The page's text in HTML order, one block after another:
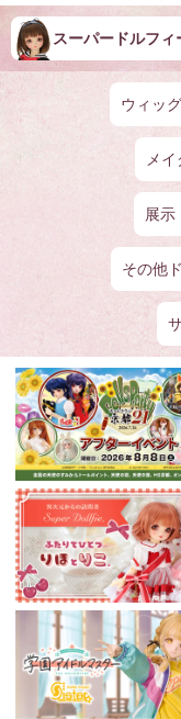
スーパードルフィ
ウィッグ
メ
展示
その他